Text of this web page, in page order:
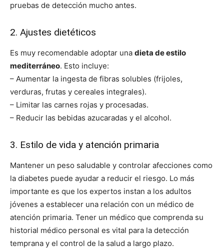
pruebas de detección mucho antes.
2. Ajustes dietéticos
Es muy recomendable adoptar una dieta de estilo
mediterráneo. Esto incluye:
– Aumentar la ingesta de fibras solubles (frijoles,
verduras, frutas y cereales integrales).
– Limitar las carnes rojas y procesadas.
– Reducir las bebidas azucaradas y el alcohol.
3. Estilo de vida y atención primaria
Mantener un peso saludable y controlar afecciones como
la diabetes puede ayudar a reducir el riesgo. Lo más
importante es que los expertos instan a los adultos
jóvenes a establecer una relación con un médico de
atención primaria. Tener un médico que comprenda su
historial médico personal es vital para la detección
temprana y el control de la salud a largo plazo.